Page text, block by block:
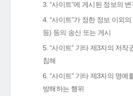
3. “사이트”에 게시된 정보의 변
4. “사이트”가 정한 정보 이외
등) 등의 송신 또는 게시
5. “사이트” 기타 제3자의 저작
침해
6. “사이트” 기타 제3자의 명예
방해하는 행위